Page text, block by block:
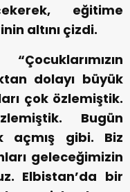
eğitime
altını çizdi.
dolayı büyük
çok özlemiştik.
Bugün
açmış gibi. Biz
geleceğimizin
Elbistan’da bir